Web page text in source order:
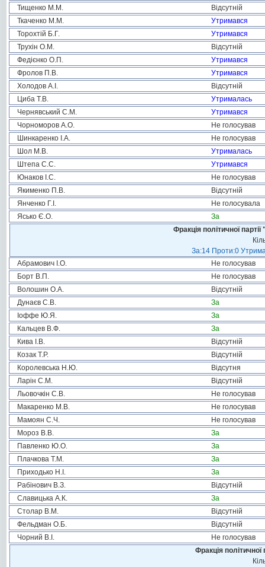
Тищенко М.М.
Відсутній
Ткаченко М.М.
Утримався
Торохтій Б.Г.
Утримався
Трухін О.М.
Відсутній
Федієнко О.П.
Утримався
Фролов П.В.
Утримався
Холодов А.І.
Відсутній
Циба Т.В.
Утрималась
Чернявський С.М.
Утримався
Чорноморов А.О.
Не голосував
Шинкаренко І.А.
Не голосував
Шол М.В.
Утрималась
Штепа С.С.
Утримався
Юнаков І.С.
Не голосував
Якименко П.В.
Відсутній
Янченко Г.І.
Не голосувала
Ясько Є.О.
За
Фракція політичної
За:14 Проти:0
Абрамович І.О.
Не голосував
Борт В.П.
Не голосував
Волошин О.А.
Відсутній
Дунаєв С.В.
За
Іоффе Ю.Я.
За
Кальцев В.Ф.
За
Кива І.В.
Відсутній
Козак Т.Р.
Відсутній
Королевська Н.Ю.
Відсутня
Ларін С.М.
Відсутній
Льовочкін С.В.
Не голосував
Макаренко М.В.
Не голосував
Мамоян С.Ч.
Не голосував
Мороз В.В.
За
Павленко Ю.О.
За
Плачкова Т.М.
За
Приходько Н.І.
За
Рабінович В.З.
Відсутній
Славицька А.К.
За
Столар В.М.
Відсутній
Фельдман О.Б.
Відсутній
Чорний В.І.
Не голосував
Фракція